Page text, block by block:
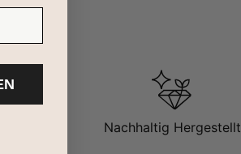
Nachhaltig Hergestellt